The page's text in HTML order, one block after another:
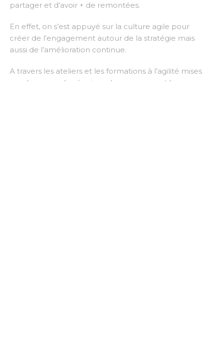
partager et d’avoir + de remontées.
En effet, on s’est appuyé sur la culture agile pour
créer de l’engagement autour de la stratégie mais
aussi de l’amélioration continue.
A travers les ateliers et les formations à l’agilité mises
en place pour les équipes du groupement Les